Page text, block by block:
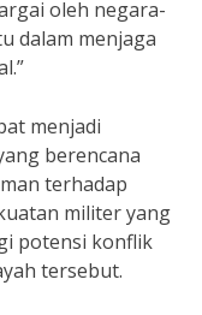
oleh negara-
dalam menjaga
menjadi
berencana
terhadap
militer yang
potensi konflik
tersebut.